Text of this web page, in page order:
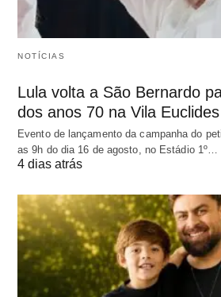
NOTÍCIAS
Lula volta a São Bernardo
dos anos 70 na Vila Euclides
Evento de lançamento da campanha do
as 9h do dia 16 de agosto, no Estádio 1º…
4 dias atrás